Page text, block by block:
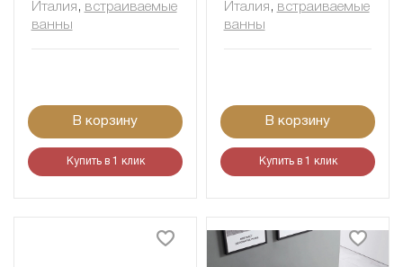
Италия , встраиваемые
ванны
В корзину
Купить в 1 клик
Италия , встраиваемые
ванны
В корзину
Купить в 1 клик